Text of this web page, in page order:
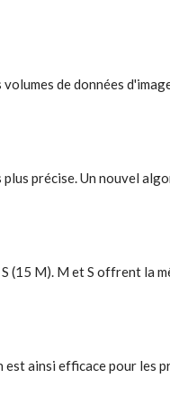
de données
précise. Un nouvel
M). M et S offrent la
ainsi efficace pour les